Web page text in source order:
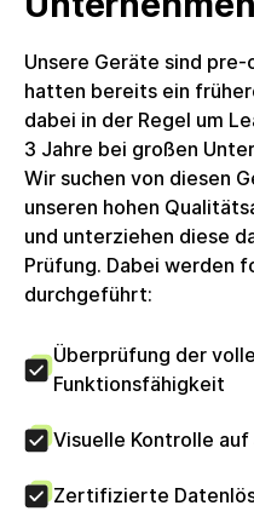
geliefert.Umsatzsteuer:
Unternehmenskunden
berechtigt. Die circulee
Differenzbesteuerung.
Unsere Geräte sind
hatten bereits ein
dabei in der Regel um
3 Jahre bei großen
Wir suchen von diesen
unseren hohen
und unterziehen diese
Prüfung. Dabei werden
durchgeführt:
Überprüfung der
Funktionsfähigkeit
Visuelle Kontrolle auf
Zertifizierte